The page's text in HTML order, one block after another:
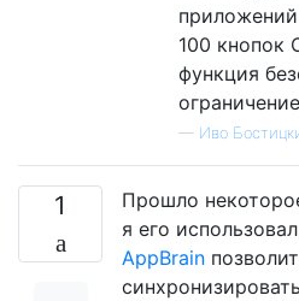
100 кнопок
функция
— Иво
1
Прошло
я его
AppBrain